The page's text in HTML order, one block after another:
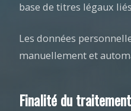
base de titres légaux
Les données
manuellement et
Finalité du